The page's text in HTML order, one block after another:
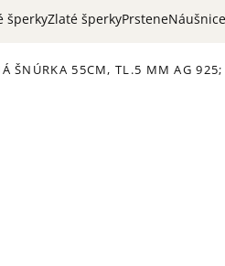
šperkyZlaté šperkyPrsteneNáušnice
ŠNÚRKA 55CM, TL.5 MMAG